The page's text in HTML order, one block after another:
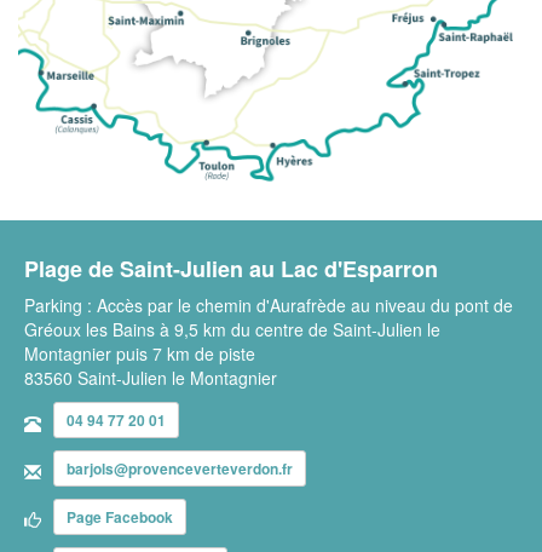
Plage de Saint-Julien au Lac d'Esparron
Parking : Accès par le chemin d'Aurafrède au niveau du pont de
Gréoux les Bains à 9,5 km du centre de Saint-Julien le
Montagnier puis 7 km de piste
83560 Saint-Julien le Montagnier
04 94 77 20 01
barjols@provenceverteverdon.fr
Page Facebook